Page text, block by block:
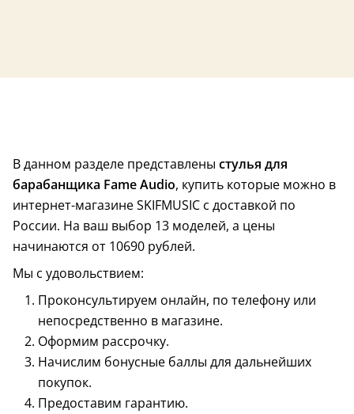
В данном разделе представлены стулья для
барабанщика Fame Audio, купить которые можно в
интернет-магазине SKIFMUSIC с доставкой по
России. На ваш выбор 13 моделей, а цены
начинаются от 10690 рублей.
Мы с удовольствием:
Проконсультируем онлайн, по телефону или
непосредственно в магазине.
Оформим рассрочку.
Начислим бонусные баллы для дальнейших
покупок.
Предоставим гарантию.